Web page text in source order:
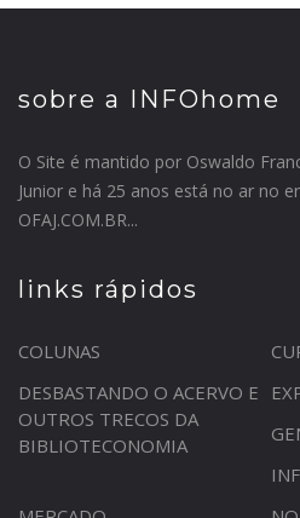
sobre a INFOhome
O Site é mantido por Oswaldo
Junior e há 25 anos está no ar no
OFAJ.COM.BR...
links rápidos
COLUNAS
DESBASTANDO O ACERVO E
OUTROS TRECOS DA
BIBLIOTECONOMIA